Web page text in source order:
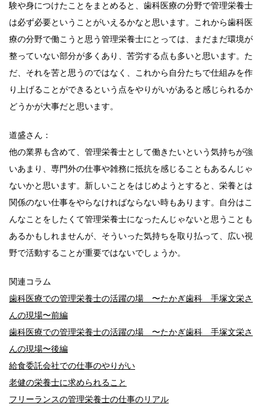
験や身につけたことをまとめると、歯科医療の分野で管理栄養士
は必ず必要ということがいえるかなと思います。これから歯科医
療の分野で働こうと思う管理栄養士にとっては、まだまだ環境が
整っていない部分が多くあり、苦労する点も多いと思います。た
だ、それを苦と思うのではなく、これから自分たちで仕組みを作
り上げることができるという点をやりがいがあると感じられるか
どうかが大事だと思います。
道盛さん：
他の業界も含めて、管理栄養士として働きたいという気持ちが強
いあまり、専門外の仕事や雑務に抵抗を感じることもあるんじゃ
ないかと思います。新しいことをはじめようとすると、栄養とは
関係のない仕事をやらなければならない時もあります。自分はこ
んなことをしたくて管理栄養士になったんじゃないと思うことも
あるかもしれませんが、そういった気持ちを取り払って、広い視
野で活動することが重要ではないでしょうか。
関連コラム
歯科医療での管理栄養士の活躍の場 〜たかぎ歯科 手塚文栄さ
んの現場〜前編
歯科医療での管理栄養士の活躍の場 〜たかぎ歯科 手塚文栄さ
んの現場〜後編
給食委託会社での仕事のやりがい
老健の栄養士に求められること
フリーランスの管理栄養士の仕事のリアル